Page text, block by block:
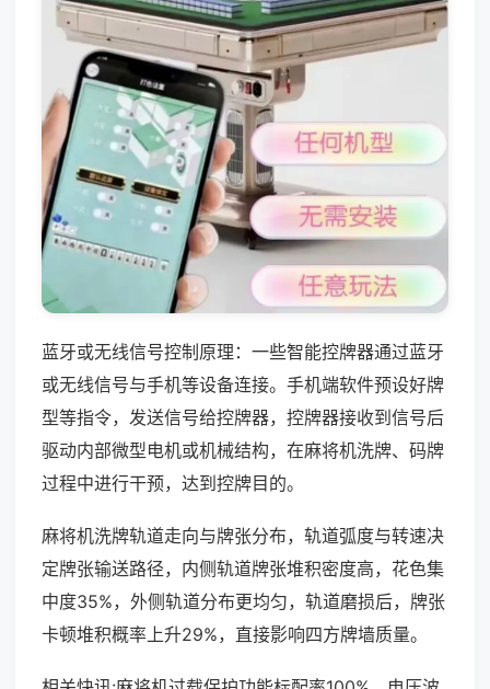
蓝牙或无线信号控制原理：一些智能控牌器通过蓝牙
或无线信号与手机等设备连接。手机端软件预设好牌
型等指令，发送信号给控牌器，控牌器接收到信号后
驱动内部微型电机或机械结构，在麻将机洗牌、码牌
过程中进行干预，达到控牌目的。
麻将机洗牌轨道走向与牌张分布，轨道弧度与转速决
定牌张输送路径，内侧轨道牌张堆积密度高，花色集
中度35%，外侧轨道分布更均匀，轨道磨损后，牌张
卡顿堆积概率上升29%，直接影响四方牌墙质量。